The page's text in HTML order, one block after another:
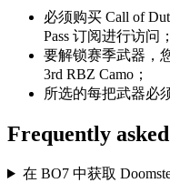
必须购买 Call of
Pass 订阅进行访问；
要解锁赛季武器，
3rd RBZ Camo；
所选的每把武器必
Frequently
在 BO7 中获取